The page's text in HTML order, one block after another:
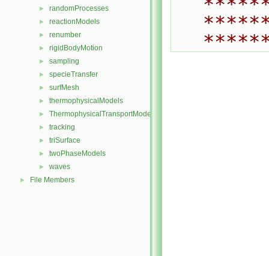
► randomProcesses
► reactionModels
► renumber
► rigidBodyMotion
► sampling
► specieTransfer
► surfMesh
► thermophysicalModels
► ThermophysicalTransportModels
► tracking
► triSurface
► twoPhaseModels
► waves
► File Members